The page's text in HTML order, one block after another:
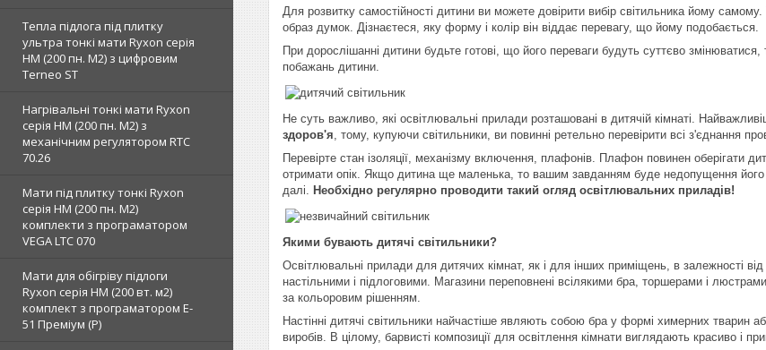
Тепла підлога під плитку
ультра тонкі мати Ryxon серія
НМ (200 пн. М2) з цифровим
Terneo ST
Нагрівальні тонкі мати Ryxon
серія НМ (200 пн. М2) з
механічним регулятором RTC
70.26
Мати під плитку тонкі Ryxon
серія НМ (200 пн. М2)
комплекти з програматором
VEGA LTC 070
Мати для обігріву підлоги
Ryxon серія НМ (200 вт. м2)
комплект з програматором E-
51 Преміум (Р)
Для розвитку самостійності дитини ви можете довірити вибір світильника йому
образ думок. Дізнаєтеся, яку форму і колір він віддає перевагу, що йому подобається.
При дорослішанні дитини будьте готові, що його переваги будуть суттєво
побажань дитини.
Не суть важливо, які освітлювальні прилади розташовані в дитячій кімнаті.
здоров'я, тому, купуючи світильники, ви повинні ретельно перевірити всі з'єднання
Перевірте стан ізоляції, механізму включення, плафонів. Плафон повинен оберігати
отримати опік. Якщо дитина ще маленька, то вашим завданням буде недопущення його
далі. Необхідно регулярно проводити такий огляд освітлювальних приладів!
Якими бувають дитячі світильники?
Освітлювальні прилади для дитячих кімнат, як і для інших приміщень, в залежності
настільними і підлоговими. Магазини переповнені всілякими бра, торшерами і
за кольоровим рішенням.
Настінні дитячі світильники найчастіше являють собою бра у формі химерних тварин
виробів. В цілому, барвисті композиції для освітлення кімнати виглядають красиво і